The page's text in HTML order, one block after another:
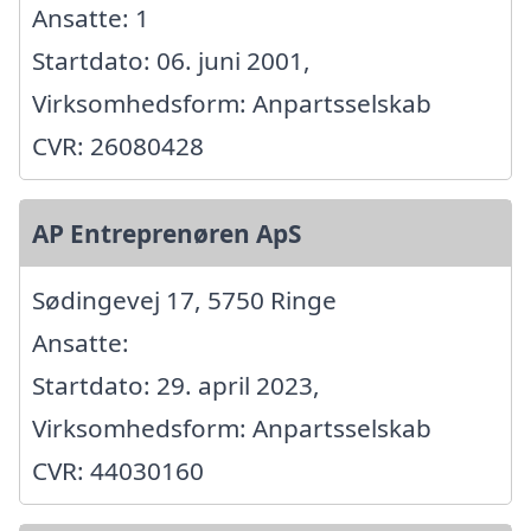
Ansatte: 1
Startdato: 06. juni 2001,
Virksomhedsform: Anpartsselskab
CVR: 26080428
AP Entreprenøren ApS
Sødingevej 17, 5750 Ringe
Ansatte:
Startdato: 29. april 2023,
Virksomhedsform: Anpartsselskab
CVR: 44030160